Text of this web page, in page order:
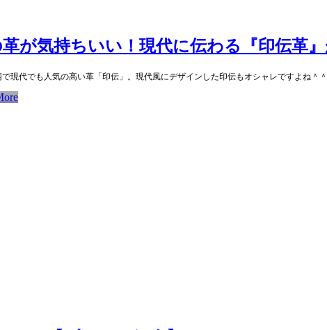
革が気持ちいい！現代に伝わる『印伝革
で現代でも人気の高い革「印伝」。現代風にデザインした印伝もオシャレですよね＾